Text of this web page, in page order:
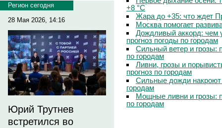
Регион сегодня
28 Мая 2026, 14:16
Юрий Трутнев
встретился во
+8 °C
Жара до +35: что ждет
Москва помогает
Дождливый аккорд: чем
прогноз погоды по городам
Сильный ветер и грозы:
по городам
Ливни, грозы и
прогноз по городам
Сильные дожди
городам
Мощные ливни и грозы:
по городам